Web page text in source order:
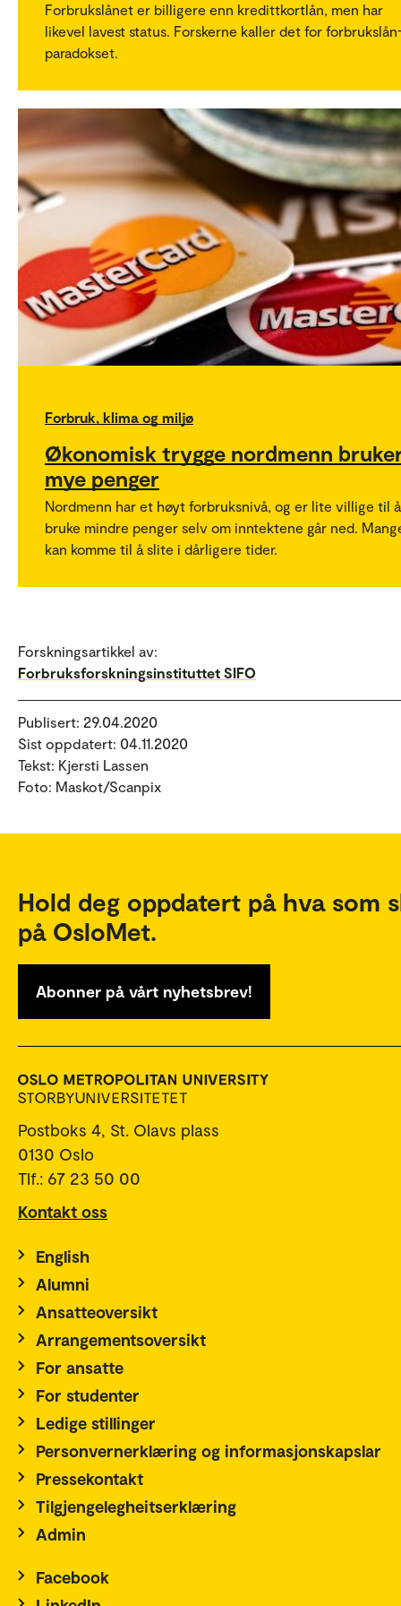
Forbrukslånet er billigere enn kredittkortlån, men har
likevel lavest status. Forskerne kaller det for
paradokset.
Forbruk, klima og miljø
Økonomisk trygge nordmenn
mye penger
Nordmenn har et høyt forbruksnivå, og er lite villige til å
bruke mindre penger selv om inntektene går ned.
kan komme til å slite i dårligere tider.
Forskningsartikkel av:
Forbruksforskningsinstituttet SIFO
Publisert: 29.04.2020
Sist oppdatert: 04.11.2020
Tekst: Kjersti Lassen
Foto: Maskot/Scanpix
Hold deg oppdatert på hva som
på OsloMet.
Abonner på vårt nyhetsbrev!
Postboks 4, St. Olavs plass
0130 Oslo
Tlf.: 67 23 50 00
Kontakt oss
English
Alumni
Ansatteoversikt
Arrangementsoversikt
For ansatte
For studenter
Ledige stillinger
Personvernerklæring og informasjonskapslar
Pressekontakt
Tilgjengelegheitserklæring
Admin
Facebook